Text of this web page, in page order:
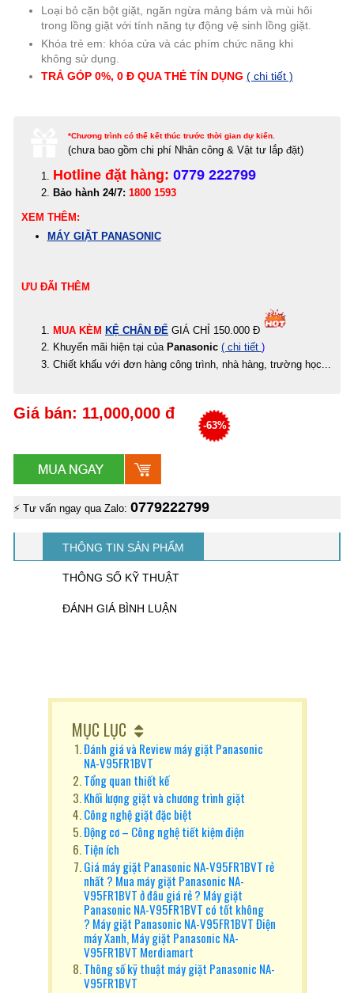
Loại bỏ cặn bột giặt, ngăn ngừa mảng bám và mùi hôi
trong lồng giặt với tính năng tự động vệ sinh lồng giặt.
Khóa trẻ em: khóa cửa và các phím chức năng khi
không sử dụng.
TRẢ GÓP 0%, 0 Đ QUA THẺ TÍN DỤNG ( chi tiết )
*Chương trình có thể kết thúc trước thời gian dự kiến.
(chưa bao gồm chi phí Nhân công & Vật tư lắp đặt)
Hotline đặt hàng: 0779 222799
Bảo hành 24/7: 1800 1593
XEM THÊM:
MÁY GIẶT PANASONIC
ƯU ĐÃI THÊM
MUA KÈM KỆ CHÂN ĐẾ GIÁ CHỈ 150.000 Đ
Khuyến mãi hiện tại của Panasonic ( chi tiết )
Chiết khấu với đơn hàng công trình, nhà hàng, trường học...
Giá bán: 11,000,000 đ
-63%
⚡ Tư vấn ngay qua Zalo: 0779222799
THÔNG TIN SẢN PHẨM
THÔNG SỐ KỸ THUẬT
ĐÁNH GIÁ BÌNH LUẬN
MỤC LỤC
Đánh giá và Review máy giặt Panasonic
NA-V95FR1BVT
Tổng quan thiết kế
Khối lượng giặt và chương trình giặt
Công nghệ giặt đặc biệt
Động cơ – Công nghệ tiết kiệm điện
Tiện ích
Giá máy giặt Panasonic NA-V95FR1BVT rẻ
nhất ? Mua máy giặt Panasonic NA-
V95FR1BVT ở đâu giá rẻ ? Máy giặt
Panasonic NA-V95FR1BVT có tốt không
? Máy giặt Panasonic NA-V95FR1BVT Điện
máy Xanh, Máy giặt Panasonic NA-
V95FR1BVT Merdiamart
Thông số kỹ thuật máy giặt Panasonic NA-
V95FR1BVT